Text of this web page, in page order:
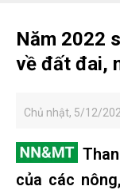
Năm 2022
về đất đai,
Chủ nhật, 5/12/
của các